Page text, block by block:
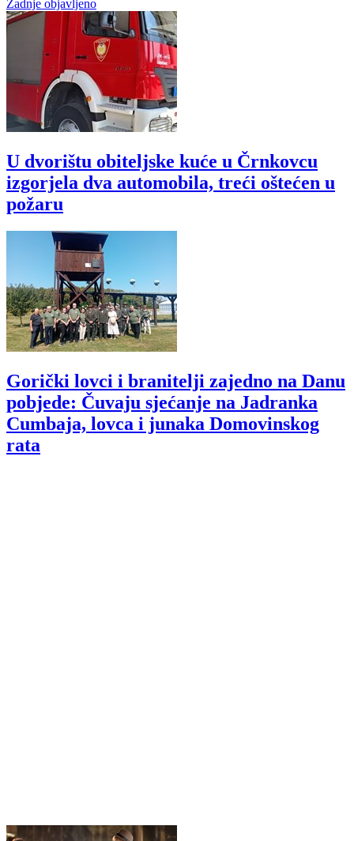
Zadnje objavljeno
U dvorištu obiteljske kuće u Črnkovcu
izgorjela dva automobila, treći oštećen u
požaru
Gorički lovci i branitelji zajedno na Danu
pobjede: Čuvaju sjećanje na Jadranka
Cumbaja, lovca i junaka Domovinskog
rata